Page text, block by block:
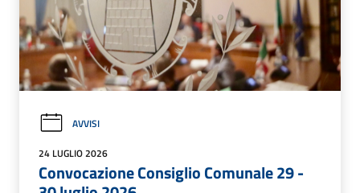
AVVISI
24 LUGLIO 2026
Convocazione Consiglio Comunale 29 -